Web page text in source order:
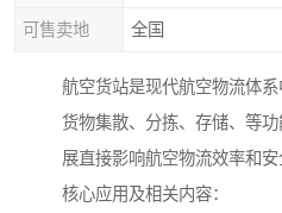
可售卖地 全国
航空货站是现代航空物流体
货物集散、分拣、存储、等
展直接影响航空物流效率和
核心应用及相关内容：